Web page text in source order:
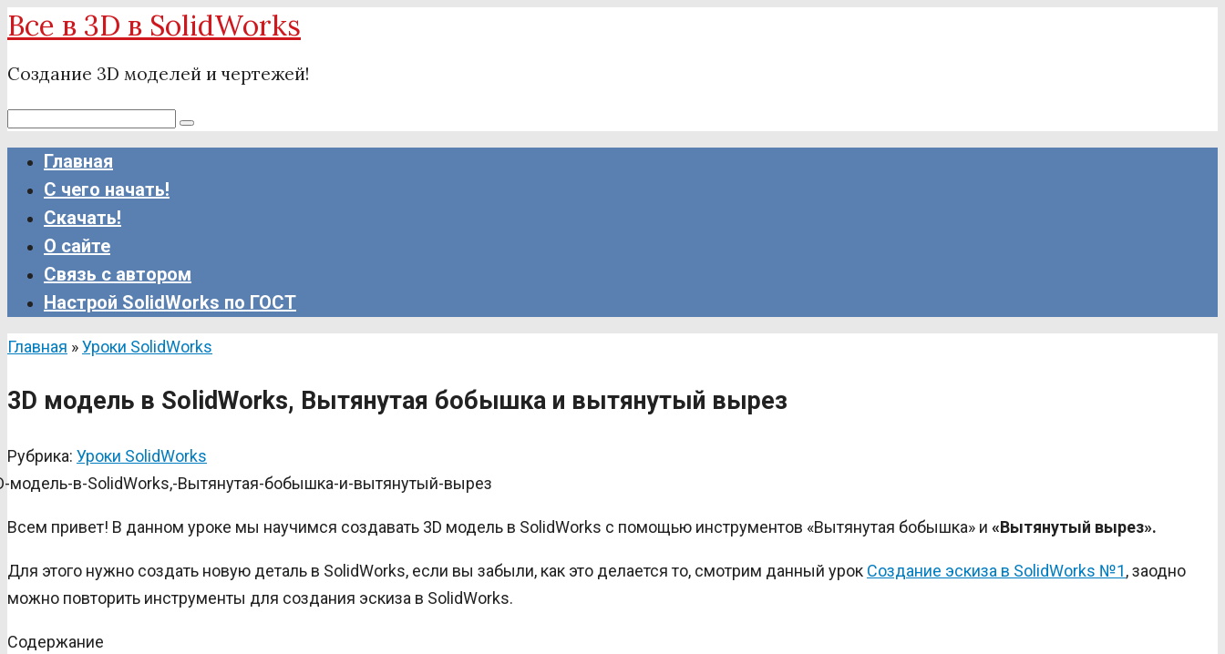
Перейти
контенту
Все в 3D в SolidWorks
Создание 3D моделей и чертежей!
Поиск:
Главная
С чего начать!
Скачать!
О сайте
Связь с автором
Настрой SolidWorks по ГОСТ
Главная »Уроки SolidWorks
3D модель в SolidWorks, Вытянутая бобышка и вытянутый вырез
Рубрика: Уроки SolidWorks
Всем привет! В данном уроке мы научимся создавать 3D модель в SolidWorks с помощью инструментов «Вытянутая бобышка» и «Вытянутый вырез».
Для этого нужно создать новую деталь в SolidWorks, если вы забыли, как это делается то, смотрим данный урок Создание эскиза в SolidWorks №1, заодно
можно повторить инструменты для создания эскиза в SolidWorks.
Содержание